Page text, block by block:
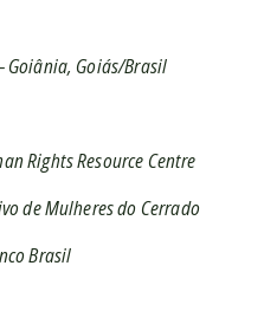
Goiânia, Goiás/Brasil
Rights Resource Centre
de Mulheres do Cerrado
Brasil